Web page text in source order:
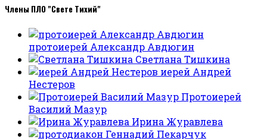
Члены ПЛО "Свете Тихий"
протоиерей Александр Авдюгин
Светлана Тишкина
иерей Андрей
Нестеров
Протоиерей
Василий Мазур
Ирина Журавлева